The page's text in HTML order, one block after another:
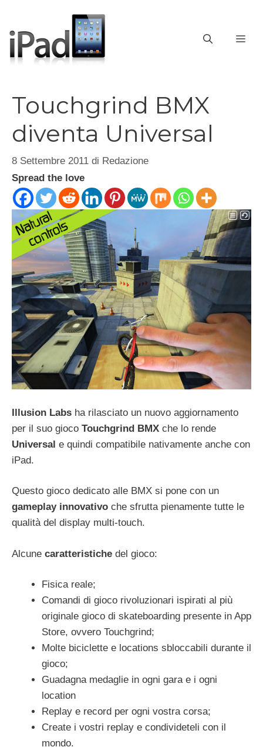
contenuto
Touchgrind BMX
diventa Universal
8 Settembre 2011 di Redazione
Spread the love
Illusion Labs ha rilasciato un nuovo aggiornamento
per il suo gioco Touchgrind BMX che lo rende
Universal e quindi compatibile nativamente anche con
iPad.
Questo gioco dedicato alle BMX si pone con un
gameplay innovativo che sfrutta pienamente tutte le
qualità del display multi-touch.
Alcune caratteristiche del gioco:
Fisica reale;
Comandi di gioco rivoluzionari ispirati al più
originale gioco di skateboarding presente in App
Store, ovvero Touchgrind;
Molte biciclette e locations sbloccabili durante il
gioco;
Guadagna medaglie in ogni gara e i ogni
location
Replay e record per ogni vostra corsa;
Create i vostri replay e condivideteli con il
mondo.